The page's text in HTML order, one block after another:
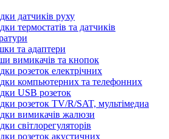
датчиків руху
термостатів та датчиків
та адаптери
вимикачів та кнопок
розеток електрічних
компьютерних та телефонних
USB розеток
розеток TV/R/SAT, мультімедиа
вимикачів жалюзи
світлорегуляторів
розеток акустичних